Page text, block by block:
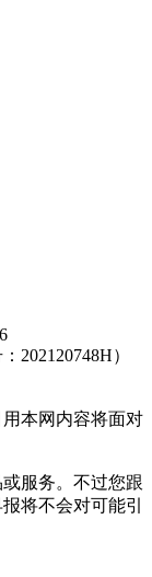
202120748H）
本网内容将面对
服务。不过您跟
将不会对可能引